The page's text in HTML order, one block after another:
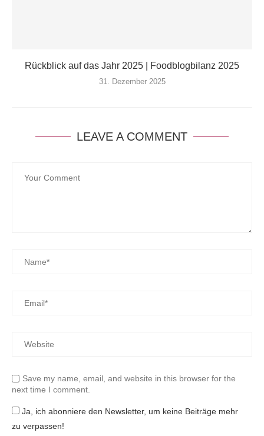
Rückblick auf das Jahr 2025 | Foodblogbilanz 2025
31. Dezember 2025
LEAVE A COMMENT
Save my name, email, and website in this browser for the
next time I comment.
Ja, ich abonniere den Newsletter, um keine Beiträge mehr
zu verpassen!